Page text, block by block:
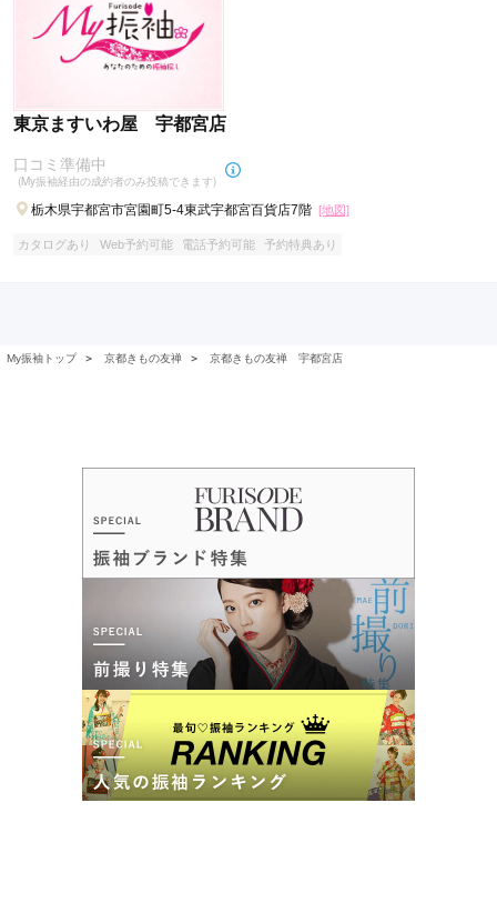
東京ますいわ屋 宇都宮店
口コミ準備中
(My振袖経由の成約者のみ投稿できます)
栃木県宇都宮市宮園町5-4東武宇都宮百貨店7階 [地図]
カタログあり Web予約可能 電話予約可能 予約特典あり
My振袖トップ ＞ 京都きもの友禅 ＞ 京都きもの友禅 宇都宮店